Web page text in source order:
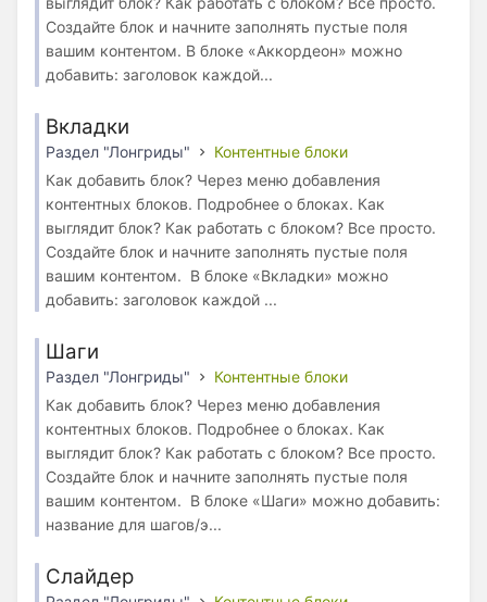
Создайте блок и начните заполнять пустые поля
вашим контентом. В блоке «Аккордеон» можно
добавить: заголовок каждой...
Вкладки
Раздел "Лонгриды"
Контентные блоки
Как добавить блок? Через меню добавления
контентных блоков. Подробнее о блоках. Как
выглядит блок? Как работать с блоком? Все просто.
Создайте блок и начните заполнять пустые поля
вашим контентом. В блоке «Вкладки» можно
добавить: заголовок каждой ...
Шаги
Раздел "Лонгриды"
Контентные блоки
Как добавить блок? Через меню добавления
контентных блоков. Подробнее о блоках. Как
выглядит блок? Как работать с блоком? Все просто.
Создайте блок и начните заполнять пустые поля
вашим контентом. В блоке «Шаги» можно добавить:
название для шагов/э...
Слайдер